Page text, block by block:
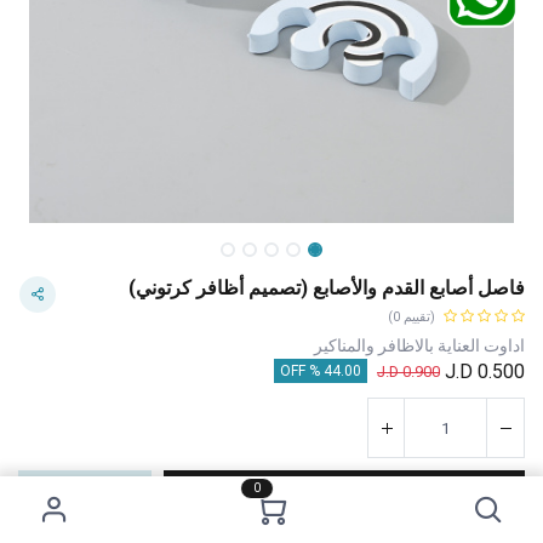
0
فاصل أصابع القدم والأصابع (تصميم أظافر كرتوني)
(تقييم 0)
اداوت العناية بالاظافر والمناكير
0.500
0.900
J.D
44.00 % OFF
إضافة إلى عربة التسوق اشترِ الآن